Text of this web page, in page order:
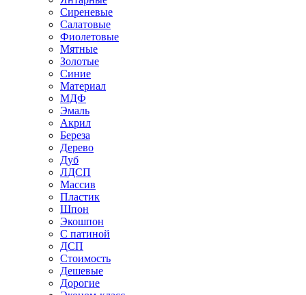
Сиреневые
Салатовые
Фиолетовые
Мятные
Золотые
Синие
Материал
МДФ
Эмаль
Акрил
Береза
Дерево
Дуб
ЛДСП
Массив
Пластик
Шпон
Экошпон
С патиной
ДСП
Стоимость
Дешевые
Дорогие